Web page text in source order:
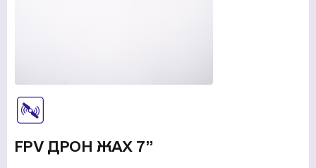
FPV ДРОН ЖАХ 7”